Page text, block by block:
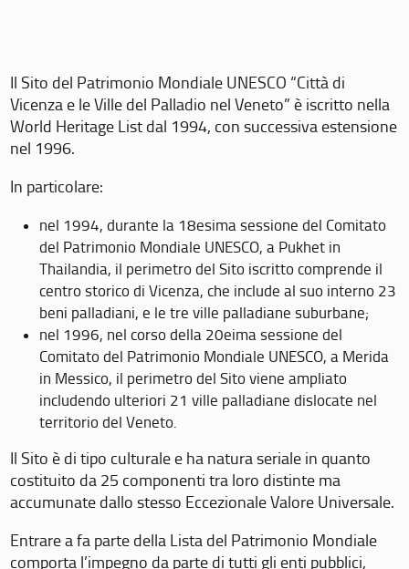
Il Sito del Patrimonio Mondiale UNESCO “Città di
Vicenza e le Ville del Palladio nel Veneto” è iscritto nella
World Heritage List dal 1994, con successiva estensione
nel 1996.
In particolare:
nel 1994, durante la 18esima sessione del Comitato
del Patrimonio Mondiale UNESCO, a Pukhet in
Thailandia, il perimetro del Sito iscritto comprende il
centro storico di Vicenza, che include al suo interno 23
beni palladiani, e le tre ville palladiane suburbane;
nel 1996, nel corso della 20eima sessione del
Comitato del Patrimonio Mondiale UNESCO, a Merida
in Messico, il perimetro del Sito viene ampliato
includendo ulteriori 21 ville palladiane dislocate nel
territorio del Veneto.
Il Sito è di tipo culturale e ha natura seriale in quanto
costituito da 25 componenti tra loro distinte ma
accumunate dallo stesso Eccezionale Valore Universale.
Entrare a fa parte della Lista del Patrimonio Mondiale
comporta l’impegno da parte di tutti gli enti pubblici,